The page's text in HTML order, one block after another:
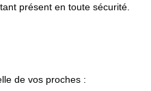
présent en toute sécurité.
de vos proches :